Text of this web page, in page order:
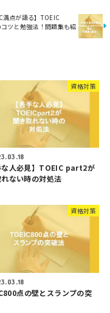
満点が語る】TOEIC
ツと勉強法！問題集も紹
資格対策
な人必見】TOEIC part2が
ない時の対処法
資格対策
点の壁とスランプの突